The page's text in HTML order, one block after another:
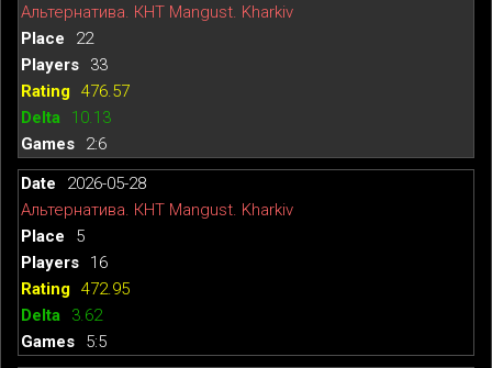
Альтернатива. КНТ Mangust. Kharkiv
22
33
476.57
10.13
2:6
2026-05-28
Альтернатива. КНТ Mangust. Kharkiv
5
16
472.95
3.62
5:5